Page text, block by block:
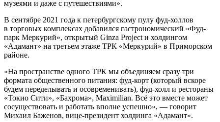
музеями и даже с путешествиями».
В сентябре 2021 года к петербургскому пулу фуд-холлов
в торговых комплексах добавился гастрономический «Фуд-
парк Меркурий», открытый Ginza Project и холдингом
«Адамант» на третьем этаже ТРК «Меркурий» в Приморском
районе.
«На пространстве одного ТРК мы объединяем сразу три
формата общественного питания: фуд-корт (который вскоре
будем переделывать и осовременивать), фуд-холл и рестораны
«Токио Сити», «Бахрома», Maximilian. Всё это вместе может
сосуществовать и работать вполне успешно», — говорит
Михаил Баженов, вице-президент холдинга «Адамант».